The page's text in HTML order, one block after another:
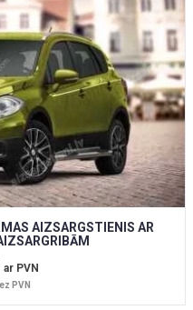
AIZSARGSTIENIS AR
ar PVN
PVN